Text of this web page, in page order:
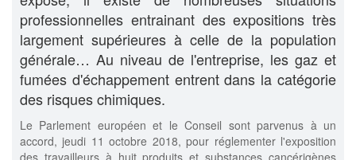
professionnelles entrainant des expositions très
largement supérieures à celle de la population
générale… Au niveau de l'entreprise, les gaz et
fumées d'échappement entrent dans la catégorie
des risques chimiques.
Le Parlement européen et le Conseil sont parvenus à un
accord, jeudi 11 octobre 2018, pour réglementer l'exposition
des travailleurs à huit produits et substances cancérigènes